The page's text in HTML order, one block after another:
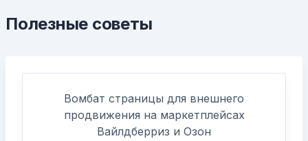
Полезные советы
Вомбат страницы для внешнего
продвижения на маркетплейсах
Вайлдберриз и Озон